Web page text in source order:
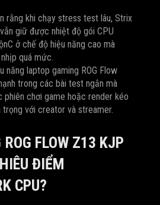
rằng khi chạy stress test lâu, Strix
giữ được nhiệt độ gói CPU
ở chế độ hiệu năng cao mà
quá mức.
năng laptop gaming ROG Flow
trong các bài test ngắn mà
phiên chơi game hoặc render kéo
trọng với creator và streamer.
FLOW Z13 KJP
ĐIỂM
CPU?